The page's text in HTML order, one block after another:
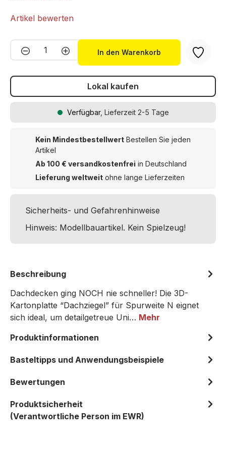
Artikel bewerten
Produkt Anzahl: Gib den
In den Warenkorb
Lokal kaufen
Verfügbar, Lieferzeit 2-5 Tage
Kein Mindestbestellwert Bestellen Sie jeden
Artikel
Ab 100 € versandkostenfrei in Deutschland
Lieferung weltweit ohne lange Lieferzeiten
Sicherheits- und Gefahrenhinweise
Hinweis: Modellbauartikel. Kein Spielzeug!
Beschreibung
Dachdecken ging NOCH nie schneller! Die 3D-
Kartonplatte “Dachziegel” für Spurweite N eignet
sich ideal, um detailgetreue Uni… Mehr
Produktinformationen
Basteltipps und Anwendungsbeispiele
Bewertungen
Produktsicherheit
(Verantwortliche Person im EWR)